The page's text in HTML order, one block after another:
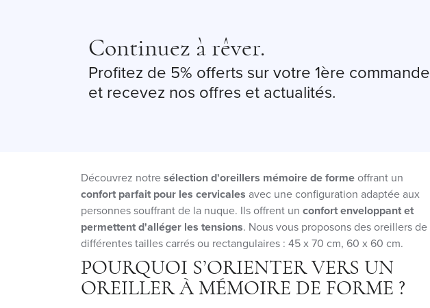
Continuez à rêver.
Profitez de 5% offerts sur votre 1ère commande
et recevez nos offres et actualités.
Découvrez notresélection d'oreillers mémoire de formeoffrant un
confort parfait pour les cervicales avec une configuration adaptée aux
personnes souffrant de la nuque. Ils offrent un confort enveloppant et
permettent d'alléger les tensions. Nous vous proposons des oreillers de
différentes tailles carrés ou rectangulaires : 45 x 70 cm, 60 x 60 cm.
POURQUOI S’ORIENTER VERS UN
OREILLER À MÉMOIRE DE FORME ?